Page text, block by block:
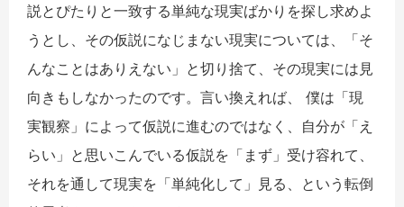
説とぴたりと一致する単純な現実ばかりを探し求めよ
うとし、その仮説になじまない現実については、「そ
んなことはありえない」と切り捨て、その現実には見
向きもしなかったのです。言い換えれば、 僕は「現
実観察」によって仮説に進むのではなく、自分が「え
らい」と思いこんでいる仮説を「まず」受け容れて、
それを通して現実を「単純化して」見る、という転倒